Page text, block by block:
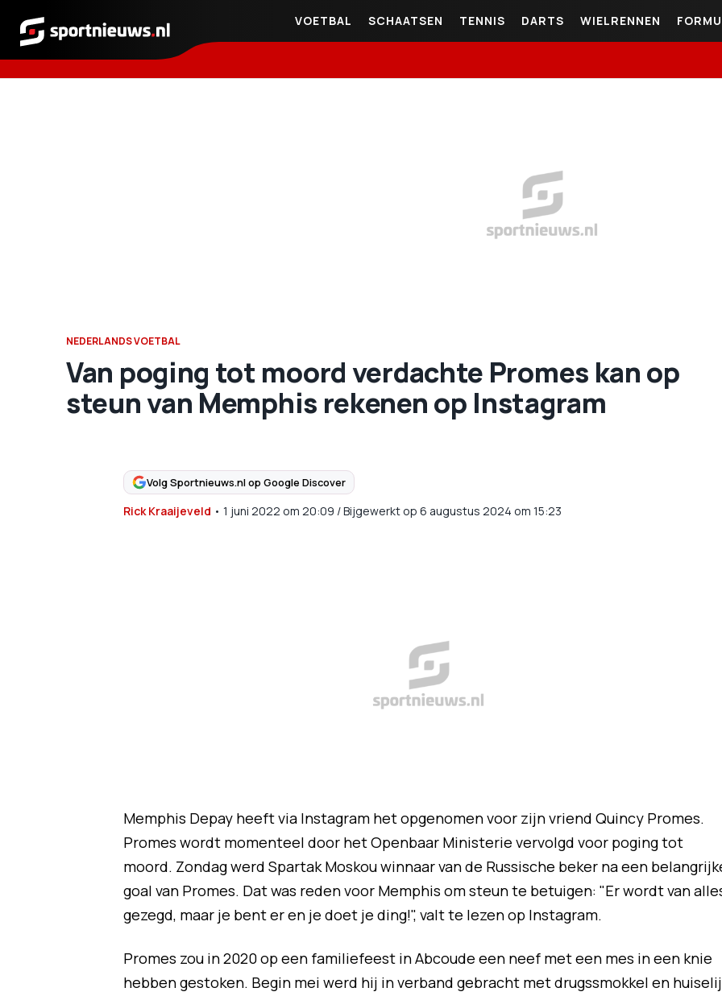
Sportnieuws.nl
VOETBAL SCHAATSEN TENNIS DARTS WIELRENNEN
NEDERLANDS VOETBAL
Van poging tot moord verdachte Promes kan op
steun van Memphis rekenen op Instagram
Volg Sportnieuws.nl op Google Discover
Rick Kraaijeveld • 1 juni 2022 om 20:09 /Bijgewerkt op 6 augustus 2024 om 15:23
Memphis Depay heeft via Instagram het opgenomen voor zijn vriend Quincy Promes.
Promes wordt momenteel door het Openbaar Ministerie vervolgd voor poging tot
moord. Zondag werd Spartak Moskou winnaar van de Russische beker na een
goal van Promes. Dat was reden voor Memphis om steun te betuigen: "Er wordt van
gezegd, maar je bent er en je doet je ding!", valt te lezen op Instagram.
Promes zou in 2020 op een familiefeest in Abcoude een neef met een mes in een knie
hebben gestoken. Begin mei werd hij in verband gebracht met drugssmokkel en